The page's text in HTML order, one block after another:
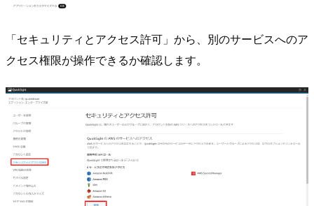
「セキュリティとアクセス許可」から、別のサービスへのア
クセス権限が操作できるか確認します。